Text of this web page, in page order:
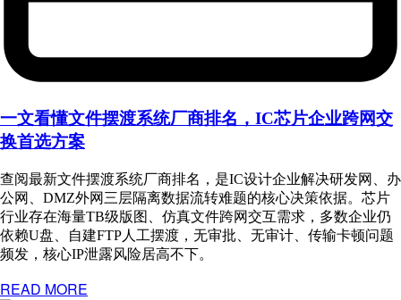
一文看懂文件摆渡系统厂商排名，IC芯片企业跨网交
换首选方案
查阅最新文件摆渡系统厂商排名，是IC设计企业解决研发网、办
公网、DMZ外网三层隔离数据流转难题的核心决策依据。芯片
行业存在海量TB级版图、仿真文件跨网交互需求，多数企业仍
依赖U盘、自建FTP人工摆渡，无审批、无审计、传输卡顿问题
频发，核心IP泄露风险居高不下。
READ MORE